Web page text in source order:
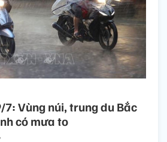
Vùng núi, trung du Bắc
có mưa to